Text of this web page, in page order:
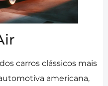
carros clássicos mais
americana,